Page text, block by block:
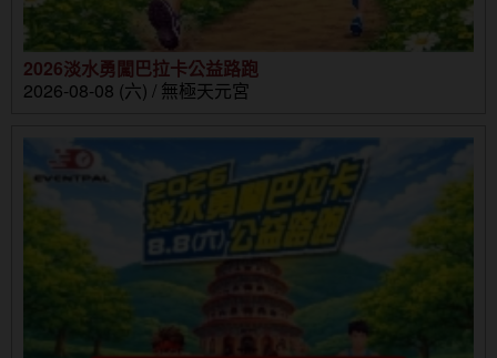
2026淡水勇闖巴拉卡公益路跑
2026-08-08 (六) / 無極天元宮